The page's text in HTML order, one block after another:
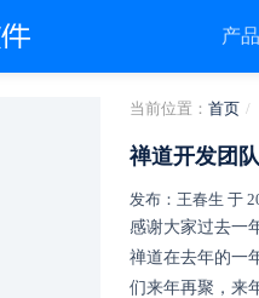
产品
当前位置： 首页
禅道开发团
发布：王春生 于
感谢大家过去一
禅道在去年的一
们来年再聚，来